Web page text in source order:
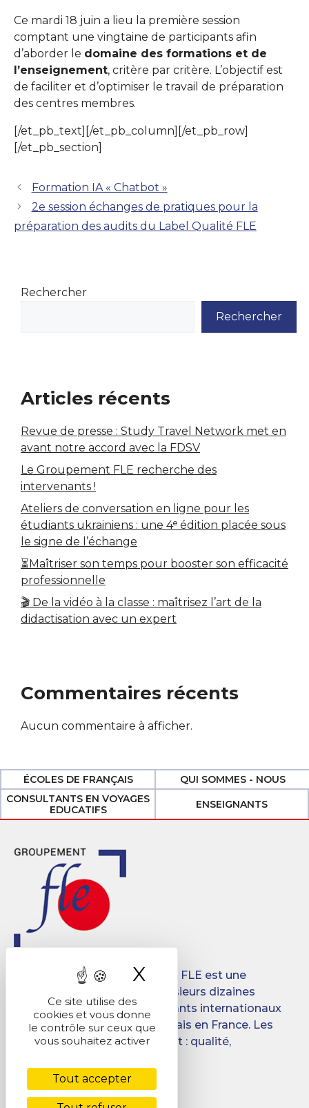
Ce mardi 18 juin a lieu la première session
comptant une vingtaine de participants afin
d’aborder le domaine des formations et de
l’enseignement, critère par critère. L’objectif est
de faciliter et d’optimiser le travail de préparation
des centres membres.
[/et_pb_text][/et_pb_column][/et_pb_row]
[/et_pb_section]
Formation IA « Chatbot »
2e session échanges de pratiques pour la
préparation des audits du Label Qualité FLE
Rechercher
Rechercher
Articles récents
Revue de presse : Study Travel Network met en
avant notre accord avec la FDSV
Le Groupement FLE recherche des
intervenants !
Ateliers de conversation en ligne pour les
étudiants ukrainiens : une 4ᵉ édition placée sous
le signe de l’échange
⏳Maîtriser son temps pour booster son efficacité
professionnelle
🎬 De la vidéo à la classe : maîtrisez l’art de la
didactisation avec un expert
Commentaires récents
Aucun commentaire à afficher.
ÉCOLES DE FRANÇAIS
QUI SOMMES - NOUS
CONSULTANTS EN VOYAGES
EDUCATIFS
ENSEIGNANTS
Créé en 2008, le Groupement FLE est une
association qui regroupe plusieurs dizaines
d’écoles destinées aux étudiants internationaux
désireux d’apprendre le français en France. Les
objectifs du Groupement sont : qualité,
Facebook
LinkedIn
Ce site utilise des
cookies et vous donne
le contrôle sur ceux que
vous souhaitez activer
Tout accepter
X Masquer le